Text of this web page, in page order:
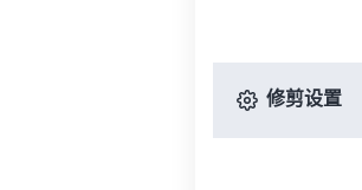
修剪设置